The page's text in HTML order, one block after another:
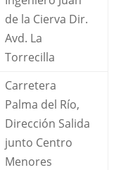
de la Cierva Dir.
Avd. La
Torrecilla
Carretera
Palma del Río,
Dirección Salida
junto Centro
Menores